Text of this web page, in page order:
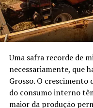
A harmonização entre
georreferenciamentoe
essencial para o
correto mapeamento
vegetação nativa
família, garantindo
transferência de bens
Com informações de:
tem
não”,
Uma safra recorde de
necessariamente, que
Grosso. O crescimento
do consumo interno
maior da produção